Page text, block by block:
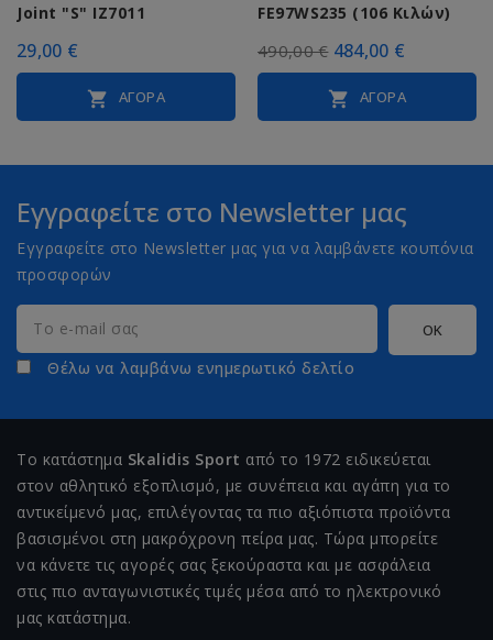
Joint "S" IZ7011
29,00 €
 ΑΓΟΡΆ
FE97WS235 (106 Κιλών)
490,00 € 484,00 €
 ΑΓΟΡΆ
Εγγραφείτε στο Newsletter μας
Εγγραφείτε στο Newsletter μας για να λαμβάνετε κουπόνια
προσφορών
Θέλω να λαμβάνω ενημερωτικό δελτίο
Το κατάστημα Skalidis Sport από το 1972 ειδικεύεται
στον αθλητικό εξοπλισμό, με συνέπεια και αγάπη για το
αντικείμενό μας, επιλέγοντας τα πιο αξιόπιστα προϊόντα
βασισμένοι στη μακρόχρονη πείρα μας. Τώρα μπορείτε
να κάνετε τις αγορές σας ξεκούραστα και με ασφάλεια
στις πιο ανταγωνιστικές τιμές μέσα από το ηλεκτρονικό
μας κατάστημα.